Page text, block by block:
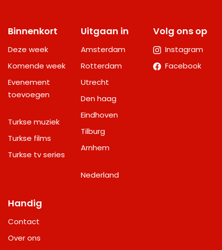
Binnenkort
Deze week
Komende week
Evenement
toevoegen
Turkse muziek
Turkse films
Turkse tv series
Uitgaan in
Amsterdam
Rotterdam
Utrecht
Den haag
Eindhoven
Tilburg
Arnhem
Nederland
Volg ons op
Instagram
Facebook
Handig
Contact
Over ons